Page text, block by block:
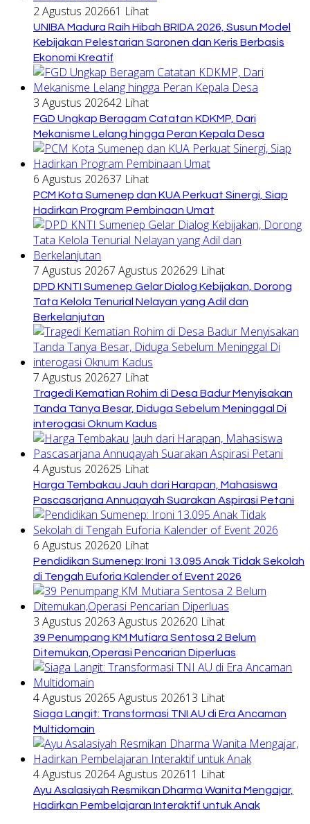
2 Agustus 202661 Lihat
UNIBA Madura Raih Hibah BRIDA 2026, Susun Model
Kebijakan Pelestarian Saronen dan Keris Berbasis
Ekonomi Kreatif
3 Agustus 202642 Lihat
FGD Ungkap Beragam Catatan KDKMP, Dari
Mekanisme Lelang hingga Peran Kepala Desa
6 Agustus 202637 Lihat
PCM Kota Sumenep dan KUA Perkuat Sinergi, Siap
Hadirkan Program Pembinaan Umat
7 Agustus 20267 Agustus 202629 Lihat
DPD KNTI Sumenep Gelar Dialog Kebijakan, Dorong
Tata Kelola Tenurial Nelayan yang Adil dan
Berkelanjutan
7 Agustus 202627 Lihat
Tragedi Kematian Rohim di Desa Badur Menyisakan
Tanda Tanya Besar, Diduga Sebelum Meninggal Di
interogasi Oknum Kadus
4 Agustus 202625 Lihat
Harga Tembakau Jauh dari Harapan, Mahasiswa
Pascasarjana Annuqayah Suarakan Aspirasi Petani
6 Agustus 202620 Lihat
Pendidikan Sumenep: Ironi 13.095 Anak Tidak Sekolah
di Tengah Euforia Kalender of Event 2026
3 Agustus 20263 Agustus 202620 Lihat
39 Penumpang KM Mutiara Sentosa 2 Belum
Ditemukan,Operasi Pencarian Diperluas
4 Agustus 20265 Agustus 202613 Lihat
Siaga Langit: Transformasi TNI AU di Era Ancaman
Multidomain
4 Agustus 20264 Agustus 202611 Lihat
Ayu Asalasiyah Resmikan Dharma Wanita Mengajar,
Hadirkan Pembelajaran Interaktif untuk Anak